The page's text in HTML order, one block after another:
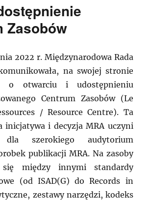
Zasobów
2022 r. Międzynarodowa Rada
na swojej stronie
o otwarciu i udostępnieniu
Centrum Zasobów (Le
/ Resource Centre). Ta
inicjatywa i decyzja MRA uczyni
dla szerokiego audytorium
publikacji MRA. Na zasoby
się między innymi standardy
(od ISAD(G) do Records in
zestawy narzędzi, kodeks